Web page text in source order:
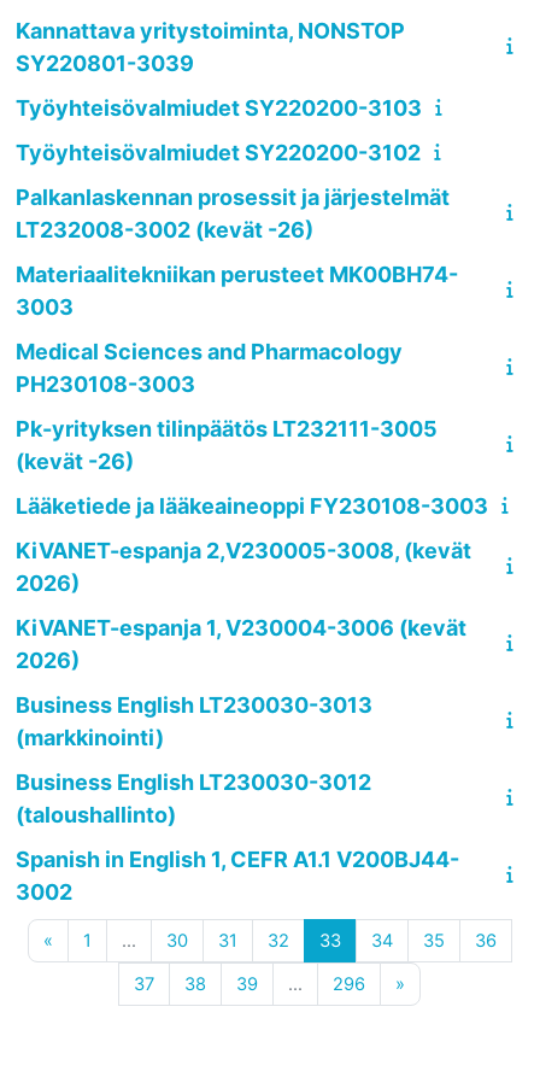
Kannattava yritystoiminta, NONSTOP
SY220801-3039
Työyhteisövalmiudet SY220200-3103
Työyhteisövalmiudet SY220200-3102
Palkanlaskennan prosessit ja järjestelmät
LT232008-3002 (kevät -26)
Materiaalitekniikan perusteet MK00BH74-
3003
Medical Sciences and Pharmacology
PH230108-3003
Pk-yrityksen tilinpäätös LT232111-3005
(kevät -26)
Lääketiede ja lääkeaineoppi FY230108-3003
KiVANET-espanja 2,V230005-3008, (kevät
2026)
KiVANET-espanja 1, V230004-3006 (kevät
2026)
Business English LT230030-3013
(markkinointi)
Business English LT230030-3012
(taloushallinto)
Spanish in English 1, CEFR A1.1 V200BJ44-
3002
« Previous page
1 Page 1
… 30Page 30
31 Page 31
32 Page 32
33Page 33
34Page 34
35 Page 35
36
37Page 37
38 Page 38
39Page 39
… 296Page 296
»